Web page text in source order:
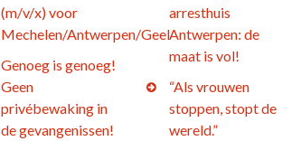
(m/v/x) voor
Mechelen/Antwerpen/Geel
Genoeg is genoeg!
Geen
privébewaking in
de gevangenissen!
arresthuis
Antwerpen: de
maat is vol!
“Als vrouwen
stoppen, stopt de
wereld.”